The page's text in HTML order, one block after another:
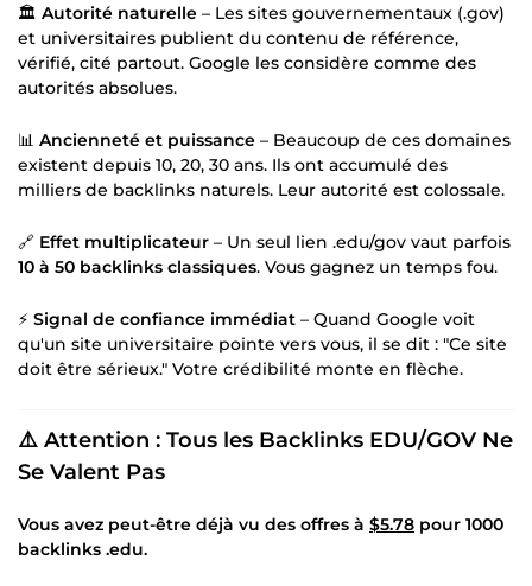
🏛️ Autorité naturelle – Les sites gouvernementaux (.gov)
et universitaires publient du contenu de référence,
vérifié, cité partout. Google les considère comme des
autorités absolues.
📊 Ancienneté et puissance – Beaucoup de ces domaines
existent depuis 10, 20, 30 ans. Ils ont accumulé des
milliers de backlinks naturels. Leur autorité est colossale.
🔗 Effet multiplicateur – Un seul lien .edu/gov vaut parfois
10 à 50 backlinks classiques. Vous gagnez un temps fou.
⚡ Signal de confiance immédiat – Quand Google voit
qu'un site universitaire pointe vers vous, il se dit : "Ce site
doit être sérieux." Votre crédibilité monte en flèche.
⚠️ Attention : Tous les Backlinks EDU/GOV Ne
Se Valent Pas
Vous avez peut-être déjà vu des offres à $5.78 pour 1000
backlinks .edu.